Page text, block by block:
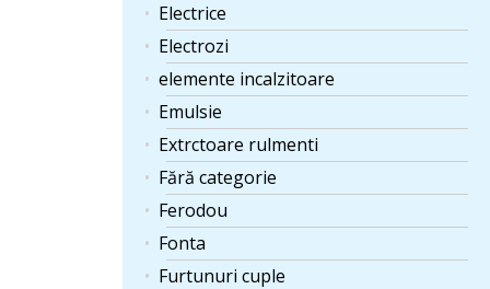
Electrice
Electrozi
elemente incalzitoare
Emulsie
Extrctoare rulmenti
Fără categorie
Ferodou
Fonta
Furtunuri cuple